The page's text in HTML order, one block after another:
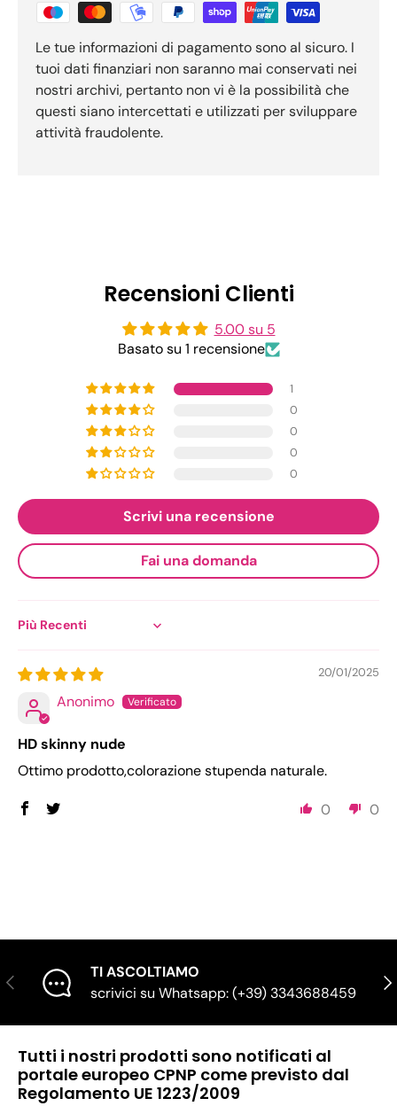
Le tue informazioni di pagamento sono al sicuro. I
tuoi dati finanziari non saranno mai conservati nei
nostri archivi, pertanto non vi è la possibilità che
questi siano intercettati e utilizzati per sviluppare
attività fraudolente.
Recensioni Clienti
5.00 su 5
Basato su 1 recensione
1
0
0
0
0
Scrivi una recensione
Fai una domanda
Sort by
20/01/2025
Anonimo
HD skinny nude
Ottimo prodotto,colorazione stupenda naturale.
0 0
Indietro
TI ASCOLTIAMO
scrivici su Whatsapp: (+39) 3343688459
Tutti i nostri prodotti sono notificati al
portale europeo CPNP come previsto dal
Regolamento UE 1223/2009